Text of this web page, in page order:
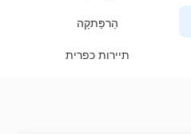
הַרפַּתקָה
תיירות כפרית